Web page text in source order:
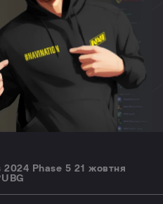
Phase 5 21 жовтня